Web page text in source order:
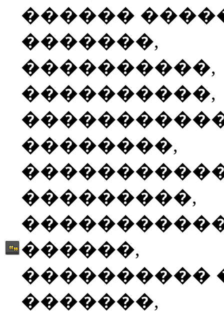
������
�������,
����������,
����������,
��������,
���������,
������,
����������
�������,